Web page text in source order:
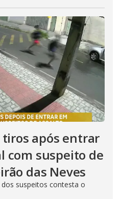
após entrar
com suspeito de
das Neves
suspeitos contesta o